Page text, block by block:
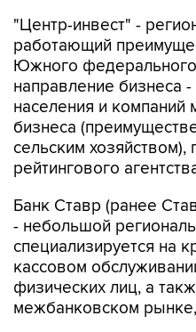
"Центр-инвест" -
работающий
Южного
направление бизнеса
населения и компаний
бизнеса
сельским хозяйством),
рейтингового
Банк Ставр (ранее
- небольшой
специализируется на
кассовом
физических лиц, а
межбанковском